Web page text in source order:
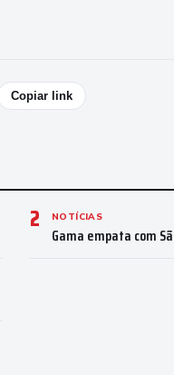
Copiar link
2 NOTÍCIAS
Gama empata com